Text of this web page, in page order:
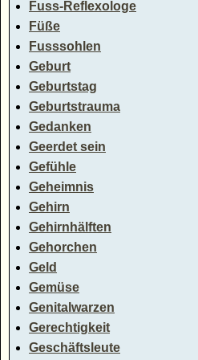
Fuss-Reflexologe
Füße
Fusssohlen
Geburt
Geburtstag
Geburtstrauma
Gedanken
Geerdet sein
Gefühle
Geheimnis
Gehirn
Gehirnhälften
Gehorchen
Geld
Gemüse
Genitalwarzen
Gerechtigkeit
Geschäftsleute